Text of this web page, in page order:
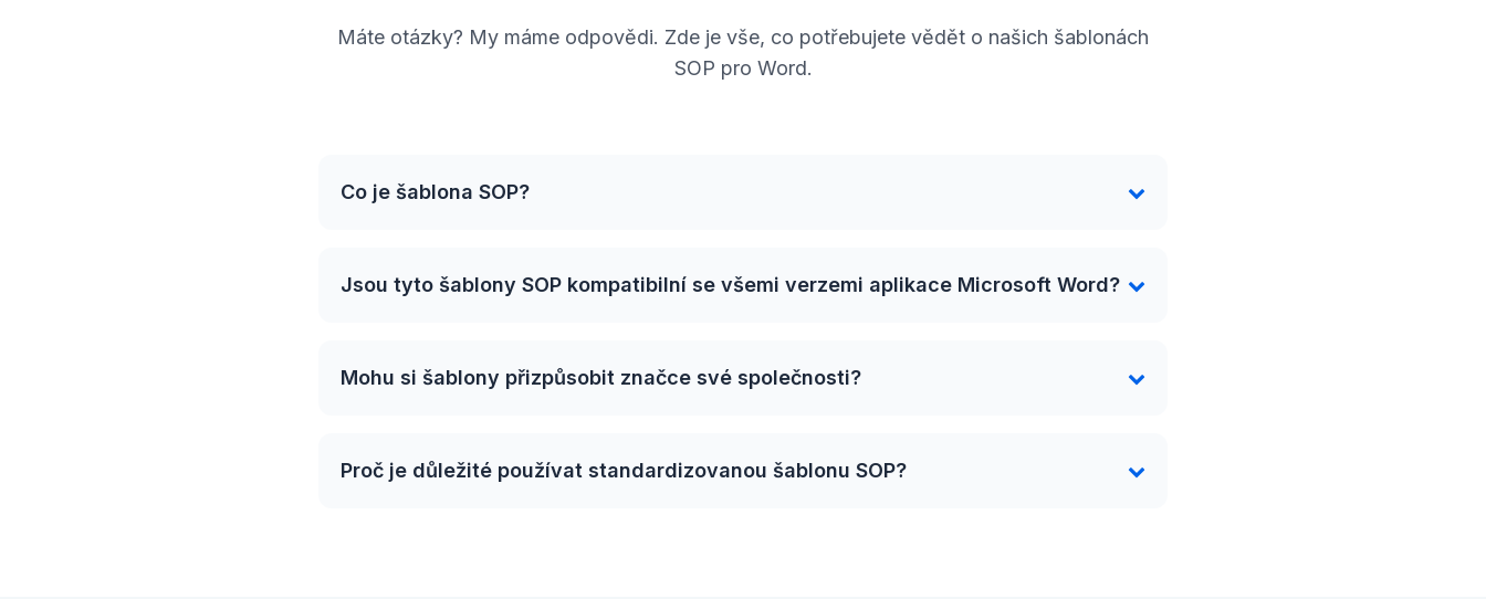
Máte otázky? My máme odpovědi. Zde je vše, co potřebujete vědět o našich šablonách
SOP pro Word.
Co je šablona SOP?
Jsou tyto šablony SOP kompatibilní se všemi verzemi aplikace Microsoft Word?
Mohu si šablony přizpůsobit značce své společnosti?
Proč je důležité používat standardizovanou šablonu SOP?